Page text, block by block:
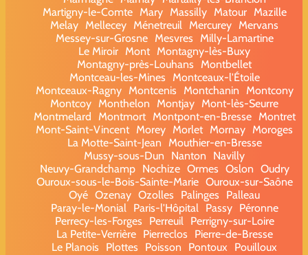
Martigny-le-Comte
Mary Massilly Matour
Mazille
Melay Mellecey Ménetreuil Mercurey Mervans
Messey-sur-Grosne
Mesvres
Milly-Lamartine
Le Miroir Mont Montagny-lès-Buxy
Montagny-près-Louhans
Montbellet
Montceau-les-Mines
Montceaux-l'Étoile
Montceaux-Ragny
Montcenis Montchanin
Montcony
Montcoy Monthelon Montjay Mont-lès-Seurre
Montmelard
Montmort Montpont-en-Bresse
Montret
Mont-Saint-Vincent Morey Morlet Mornay Moroges
La Motte-Saint-Jean
Mouthier-en-Bresse
Mussy-sous-Dun
Nanton
Navilly
Neuvy-Grandchamp
Nochize Ormes Oslon Oudry
Ouroux-sous-le-Bois-Sainte-Marie Ouroux-sur-Saône
Oyé Ozenay Ozolles Palinges
Palleau
Paray-le-Monial
Paris-l'Hôpital Passy
Péronne
Perrecy-les-Forges
Perreuil
Perrigny-sur-Loire
La Petite-Verrière
Pierreclos
Pierre-de-Bresse
Le Planois
Plottes Poisson Pontoux
Pouilloux